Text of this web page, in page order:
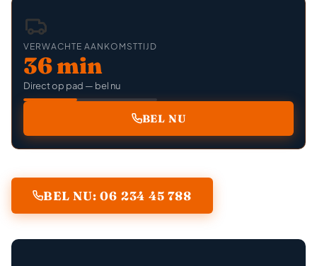
VERWACHTE AANKOMSTTIJD
36 min
Direct op pad — bel nu
BEL NU
BEL NU: 06 234 45 788